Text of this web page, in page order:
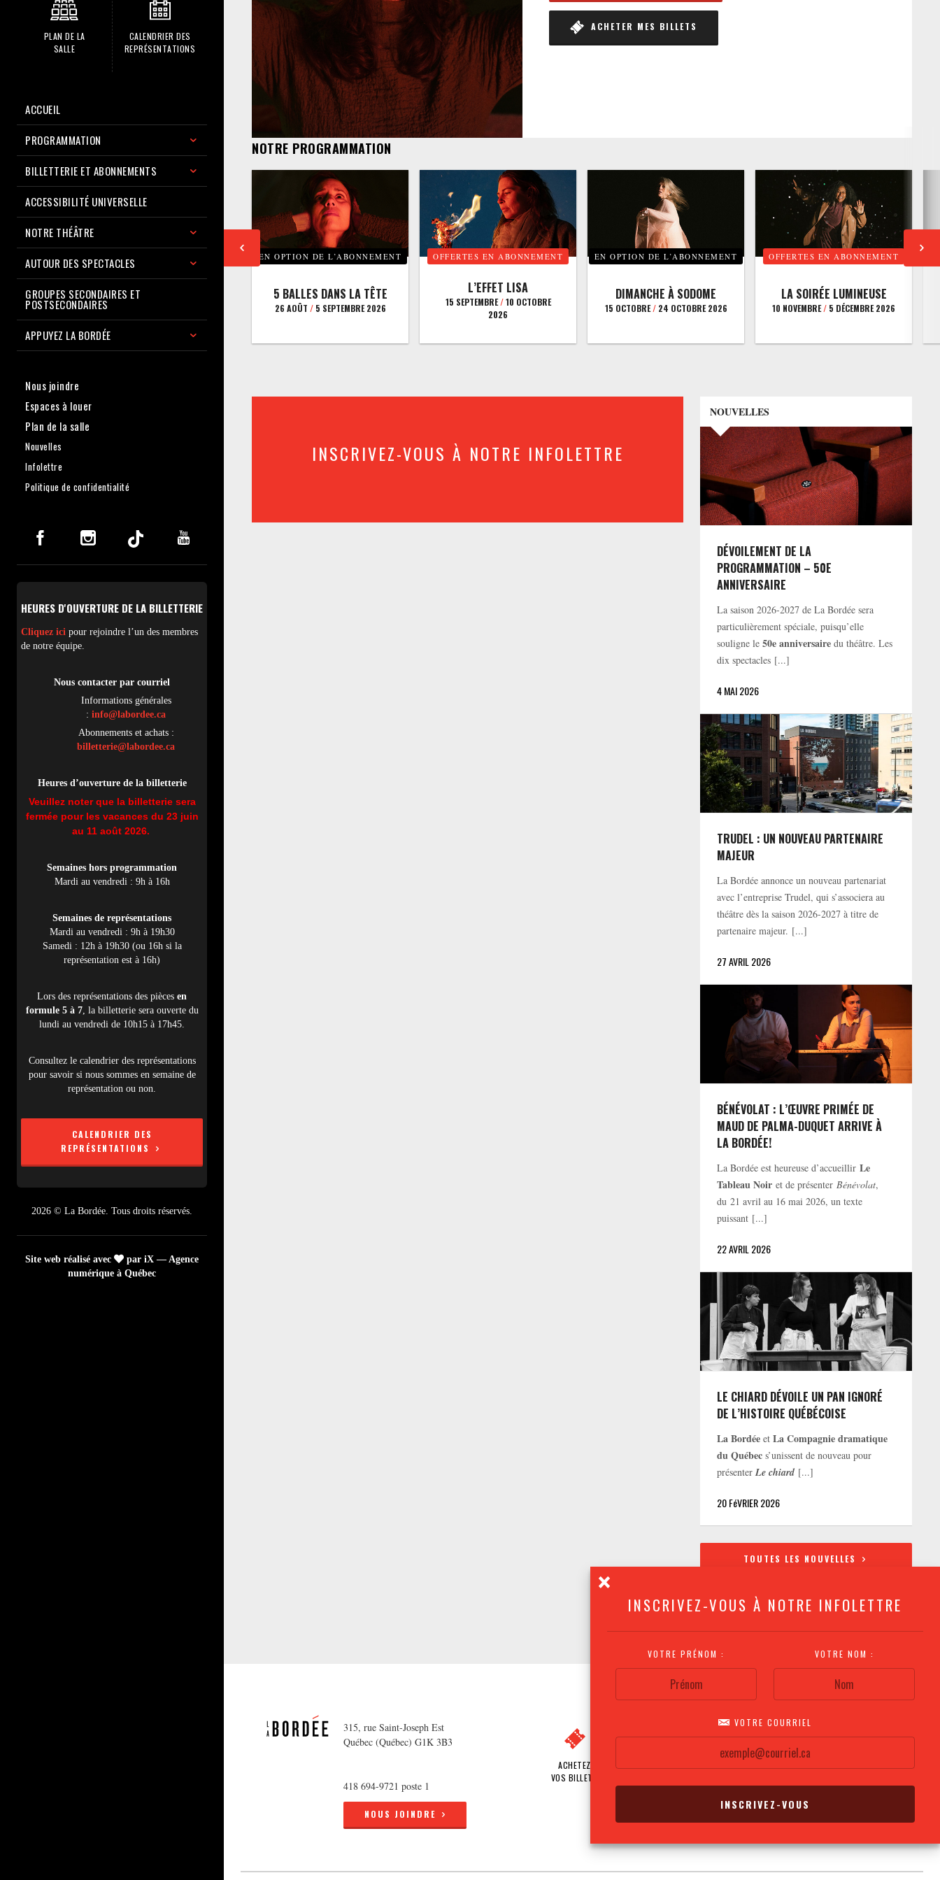
INSCRIVEZ-VOUS À NOTRE INFOLETTRE
VOTRE PRÉNOM : VOTRE NOM :
VOTRE COURRIEL
PLAN DE LA
SALLE
CALENDRIER DES
REPRÉSENTATIONS
ACCUEIL
PROGRAMMATION
BILLETTERIE ET ABONNEMENTS
ACCESSIBILITÉ UNIVERSELLE
NOTRE THÉÂTRE
AUTOUR DES SPECTACLES
GROUPES SECONDAIRES ET
POSTSECONDAIRES
APPUYEZ LA BORDÉE
Nous joindre
Espaces à louer
Plan de la salle
Nouvelles
Infolettre
Politique de confidentialité
HEURES D'OUVERTURE DE LA BILLETTERIE
Cliquez ici pour rejoindre l’un des membres
de notre équipe.
Nous contacter par courriel
Informations générales
: info@labordee.ca
Abonnements et achats :
billetterie@labordee.ca
Heures d’ouverture de la billetterie
Veuillez noter que la billetterie sera
fermée pour les vacances du 23 juin
au 11 août 2026.
Semaines hors programmation
Mardi au vendredi : 9h à 16h
Semaines de représentations
Mardi au vendredi : 9h à 19h30
Samedi : 12h à 19h30 (ou 16h si la
représentation est à 16h)
Lors des représentations des pièces en
formule 5 à 7, la billetterie sera ouverte du
lundi au vendredi de 10h15 à 17h45.
Consultez le calendrier des représentations
pour savoir si nous sommes en semaine de
représentation ou non.
CALENDRIER DES
REPRÉSENTATIONS
2026 © La Bordée. Tous droits réservés.
Site web réalisé avec
par iX — Agence
numérique à Québec
ACHETER MES BILLETS
NOTRE PROGRAMMATION
EN OPTION DE L’ABONNEMENT
5 BALLES DANS LA TÊTE
26 AOÛT /5 SEPTEMBRE 2026
OFFERTES EN ABONNEMENT
L’EFFET LISA
15 SEPTEMBRE/10 OCTOBRE
2026
EN OPTION DE L’ABONNEMENT
DIMANCHE À SODOME
15 OCTOBRE/24 OCTOBRE 2026
OFFERTES EN ABONNEMENT
LA SOIRÉE LUMINEUSE
10 NOVEMBRE/ 5 DÉCEMBRE 2026
INSCRIVEZ-VOUS À NOTRE INFOLETTRE
NOUVELLES
DÉVOILEMENT DE LA
PROGRAMMATION – 50E
ANNIVERSAIRE
La saison 2026-2027 de La Bordée sera
particulièrement spéciale, puisqu’elle
souligne le50e anniversaire du théâtre. Les
dix spectacles [...]
4 MAI 2026
TRUDEL : UN NOUVEAU PARTENAIRE
MAJEUR
La Bordée annonce un nouveau partenariat
avec l’entreprise Trudel, qui s’associera au
théâtre dès la saison 2026-2027 à titre de
partenaire majeur. [...]
27 AVRIL 2026
BÉNÉVOLAT : L’ŒUVRE PRIMÉE DE
MAUD DE PALMA-DUQUET ARRIVE À
LA BORDÉE!
La Bordée est heureuse d’accueillirLe
Tableau Noir et de présenterBénévolat,
du 21 avril au 16 mai 2026, un texte
puissant [...]
22 AVRIL 2026
LE CHIARD DÉVOILE UN PAN IGNORÉ
DE L’HISTOIRE QUÉBÉCOISE
La Bordée etLa Compagnie dramatique
du Québec s’unissent de nouveau pour
présenterLe chiard [...]
20 FéVRIER 2026
TOUTES LES NOUVELLES
315, rue Saint-Joseph Est
Québec (Québec) G1K 3B3
418 694-9721 poste 1
NOUS JOINDRE
ACHETEZ
VOS BILLETS